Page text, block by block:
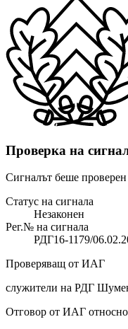
Проверка на
Сигналът беше
Статус на сигнала
Незаконен
Рег.№ на сигнала
РДГ16-1179/
Проверяващ от ИАГ
служители на РДГ
Отговор от ИАГ относно